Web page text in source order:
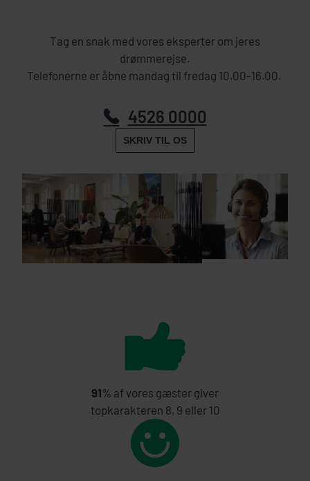
Tag en snak med vores eksperter om jeres
drømmerejse.
Telefonerne er åbne mandag til fredag 10.00-16.00.
4526 0000
SKRIV TIL OS
91% af vores gæster giver
topkarakteren 8, 9 eller 10